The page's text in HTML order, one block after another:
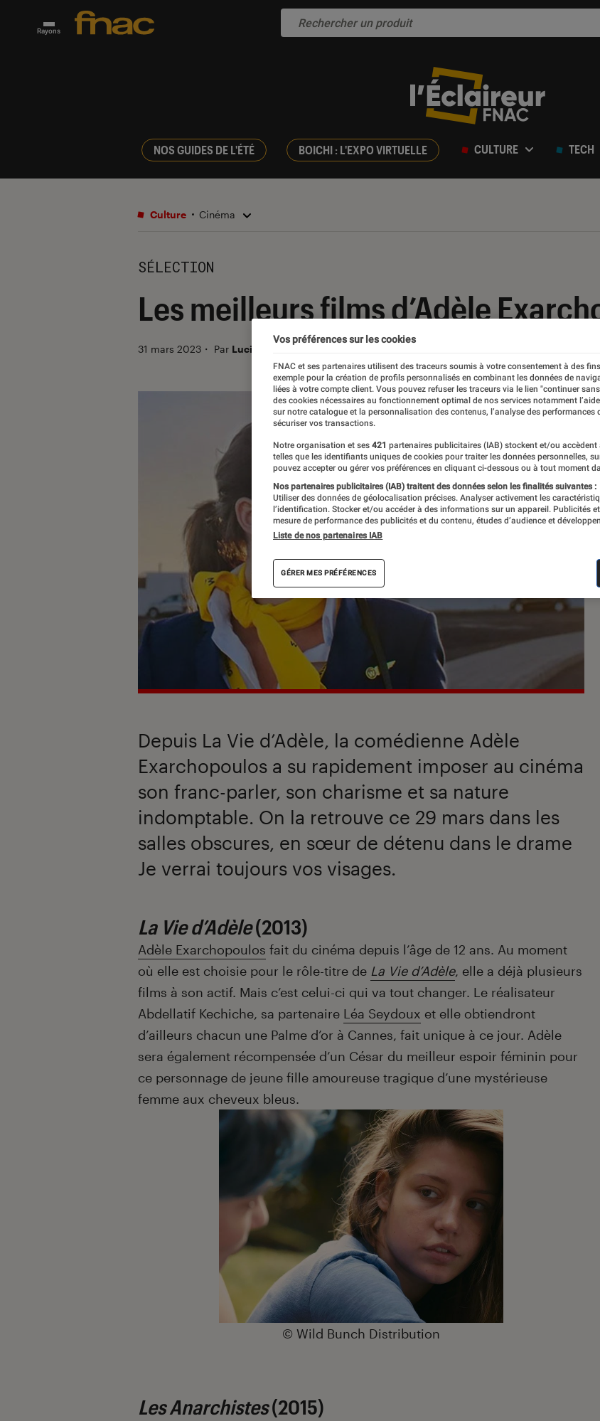
Rayons
NOS GUIDES DE L'ÉTÉ BOICHI : L'EXPO VIRTUELLE CULTURE TECH
Culture Cinéma
SÉLECTION
Les meilleurs films d’Adèle
31 mars 2023 ・ Par Lucie
Depuis La Vie d’Adèle, la comédienne Adèle
Exarchopoulos a su rapidement imposer au cinéma
son franc-parler, son charisme et sa nature
indomptable. On la retrouve ce 29 mars dans les
salles obscures, en sœur de détenu dans le drame
Je verrai toujours vos visages.
La Vie d’Adèle(2013)
Adèle Exarchopoulos fait du cinéma depuis l’âge de 12 ans. Au moment
où elle est choisie pour le rôle-titre de La Vie d’Adèle, elle a déjà plusieurs
films à son actif. Mais c’est celui-ci qui va tout changer. Le réalisateur
Abdellatif Kechiche, sa partenaire Léa Seydoux et elle obtiendront
d’ailleurs chacun une Palme d’or à Cannes, fait unique à ce jour. Adèle
sera également récompensée d’un César du meilleur espoir féminin pour
ce personnage de jeune fille amoureuse tragique d’une mystérieuse
femme aux cheveux bleus.
© Wild Bunch Distribution
Les Anarchistes(2015)
Vos préférences sur les cookies
FNAC et ses partenaires utilisent des traceurs soumis à votre consentement à des
exemple pour la création de profils personnalisés en combinant les données de
liées à votre compte client. Vous pouvez refuser les traceurs via le lien "continuer
des cookies nécessaires au fonctionnement optimal de nos services notamment
sur notre catalogue et la personnalisation des contenus, l’analyse des performances
sécuriser vos transactions.
Notre organisation et ses 421 partenaires publicitaires (IAB) stockent et/ou accèdent
telles que les identifiants uniques de cookies pour traiter les données personnelles,
pouvez accepter ou gérer vos préférences en cliquant ci-dessous ou à tout moment
Nos partenaires publicitaires (IAB) traitent des données selon les finalités suivantes :
Utiliser des données de géolocalisation précises. Analyser activement les
l’identification. Stocker et/ou accéder à des informations sur un appareil. Publicités
mesure de performance des publicités et du contenu, études d’audience et
Liste de nos partenaires IAB
GÉRER MES PRÉFÉRENCES